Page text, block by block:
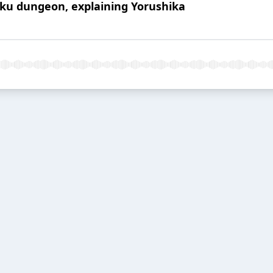
dungeon, explaining Yorushika